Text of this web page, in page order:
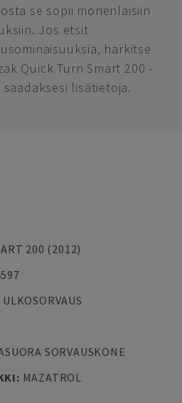
se sopii monenlaisiin
Jos etsit
harkitse
Quick Turn Smart 200 -
lisätietoja.
200 (2012)
ULKOSORVAUS
SORVAUSKONE
: MAZATROL